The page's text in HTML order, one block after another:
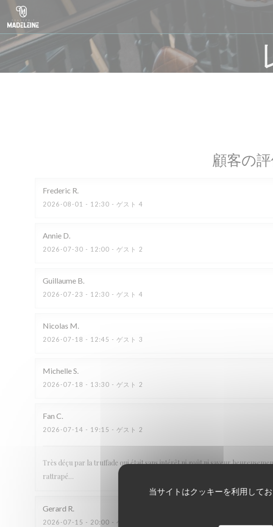
クッキー利用の管理について
当サイトはクッキーを利用して
顧客の
Frederic R
2026-08-01 - 12:30 - ゲスト 4
Annie D
2026-07-30 - 12:00 - ゲスト 2
Guillaume B
2026-07-23 - 12:30 - ゲスト 4
Nicolas M
2026-07-18 - 12:45 - ゲスト 3
MichelleS
2026-07-18 - 13:30 - ゲスト 2
Fan C
2026-07-14 - 19:15 - ゲスト 2
Très déçu par la truffade qui était sans intérêt ni goût ni saveur
rattrapé…
Gerard R
2026-07-15 - 20:00 - ゲスト 2